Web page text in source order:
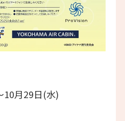
10月29日(水)